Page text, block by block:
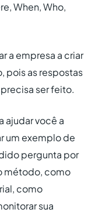
When, Who,
a empresa a criar
pois as respostas
ser feito.
ajudar você a
um exemplo de
pergunta por
método, como
como
sua